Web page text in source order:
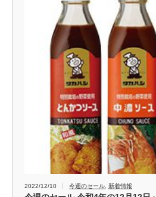
2022/12/10 今週のセール, 新着情報